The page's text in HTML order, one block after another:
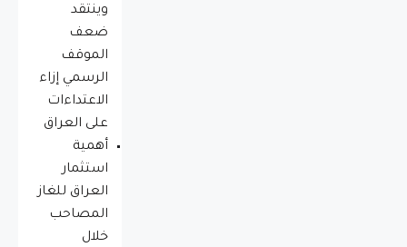
وينتقد
ضعف
الموقف
الرسمي إزاء
الاعتداءات
على العراق
أهمية
استثمار
العراق للغاز
المصاحب
خلال